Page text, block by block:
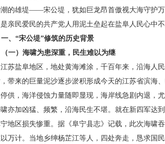
的雄堤——宋公堤，犹如巨龙昂首傲视大海守护
亲民爱民的共产党人用泥土垒起在盐阜人民心中不
一、“宋公堤”修筑的历史背景
（一）海啸为患深重，民生难以为继
江苏盐阜地区，地处黄海滩涂，千百年来，沿海人
带来的巨量泥沙逐步淤积形成今天的江苏省滨海
供，海洋侵蚀力量随即显现，海岸线急剧内退，
亦加凶猛、频繁，沿海民生不堪。就在新四军达
地区损失惨重。据《阜宁县志》记载，此次海啸
万计。当地乡绅杨芷江等人，四处奔走，恳求国